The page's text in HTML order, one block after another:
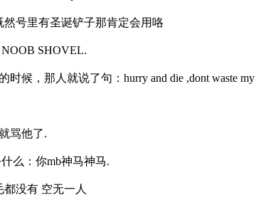
号里有圣诞铲子那肯定会用咯
SHOVEL.
候，那人就说了句：hurry and die ,dont waste my
骂他了.
么：你mb神马神马.
没有 空无一人